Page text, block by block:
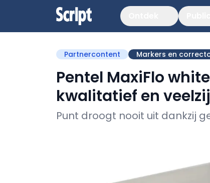
Partnercontent Markers en
Pentel MaxiFlo
kwalitatief en
Punt droogt nooit uit dankzij